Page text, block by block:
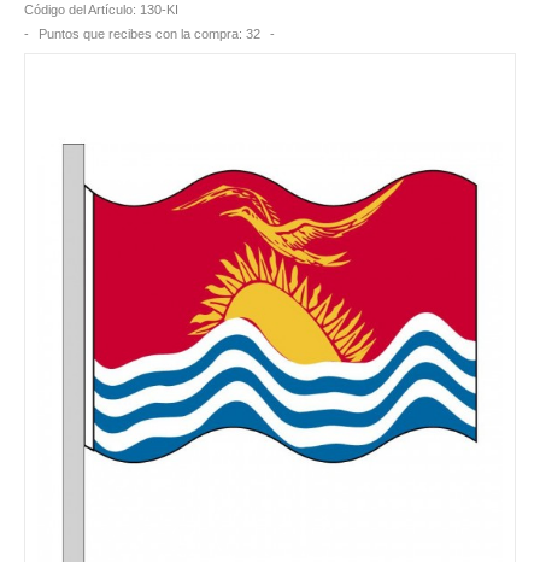
INSTITUCIONES ITALIANAS
ANTÁRTIDA
ORGANIZACIONES INTERNACIONALES
Código del Artículo: 130-KI
Puntos que recibes con la compra: 32